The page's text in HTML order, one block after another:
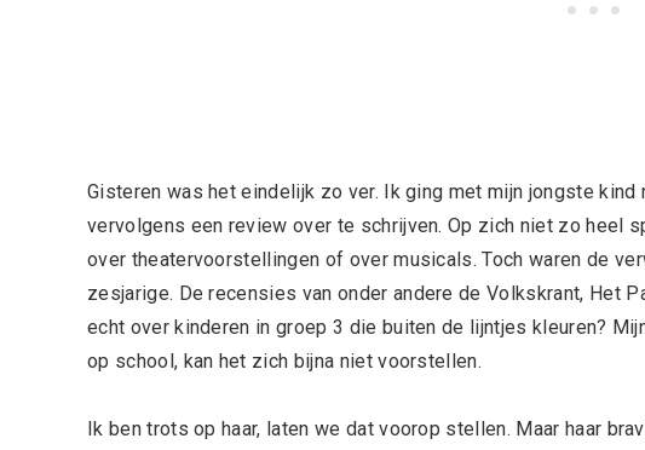
Gisteren was het eindelijk zo ver. Ik ging met mijn jongste kind
vervolgens een review over te schrijven. Op zich niet zo heel
over theatervoorstellingen of over musicals. Toch waren de
zesjarige. De recensies van onder andere de Volkskrant, Het
echt over kinderen in groep 3 die buiten de lijntjes kleuren?
op school, kan het zich bijna niet voorstellen.
Ik ben trots op haar, laten we dat voorop stellen. Maar haar